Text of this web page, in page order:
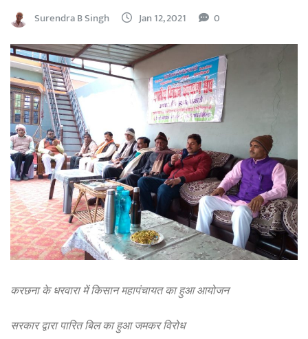
Surendra B Singh Jan 12, 2021 0
करछना के धरवारा में किसान महापंचायत का हुआ आयोजन
सरकार द्वारा पारित बिल का हुआ जमकर विरोध